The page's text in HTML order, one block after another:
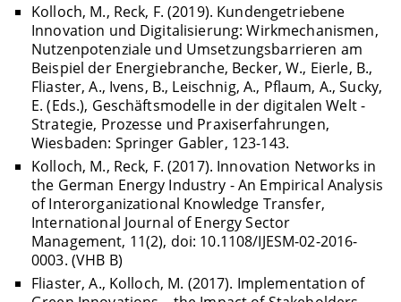
Kolloch, M., Reck, F. (2019). Kundengetriebene
Innovation und Digitalisierung: Wirkmechanismen,
Nutzenpotenziale und Umsetzungsbarrieren am
Beispiel der Energiebranche, Becker, W., Eierle, B.,
Fliaster, A., Ivens, B., Leischnig, A., Pflaum, A., Sucky,
E. (Eds.), Geschäftsmodelle in der digitalen Welt -
Strategie, Prozesse und Praxiserfahrungen,
Wiesbaden: Springer Gabler, 123-143.
Kolloch, M., Reck, F. (2017). Innovation Networks in
the German Energy Industry - An Empirical Analysis
of Interorganizational Knowledge Transfer,
International Journal of Energy Sector
Management, 11(2), doi: 10.1108/IJESM-02-2016-
0003. (VHB B)
Fliaster, A., Kolloch, M. (2017). Implementation of